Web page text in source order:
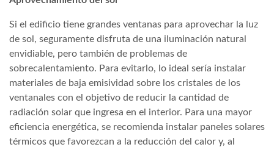
Si el edificio tiene grandes ventanas para aprovechar la luz
de sol, seguramente disfruta de una iluminación natural
envidiable, pero también de problemas de
sobrecalentamiento. Para evitarlo, lo ideal sería instalar
materiales de baja emisividad sobre los cristales de los
ventanales con el objetivo de reducir la cantidad de
radiación solar que ingresa en el interior. Para una mayor
eficiencia energética, se recomienda instalar paneles solares
térmicos que favorezcan a la reducción del calor y, al